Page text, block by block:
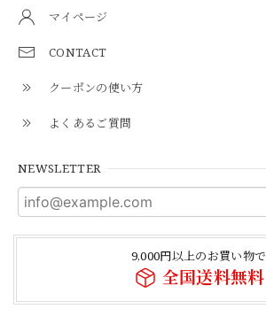
マイページ
CONTACT
クーポンの使い方
よくあるご質問
NEWSLETTER
9,000円以上のお買い物で
全国送料無料